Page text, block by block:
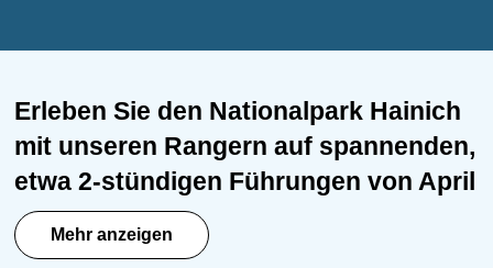
Erleben Sie den Nationalpark Hainich
mit unseren Rangern auf spannenden,
etwa 2-stündigen Führungen von April
bis Oktober. Die kostenlosen Touren
sind für alle Altersgruppen geeignet,
Mehr anzeigen